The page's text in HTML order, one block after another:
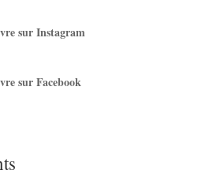
sur Instagram
sur Facebook